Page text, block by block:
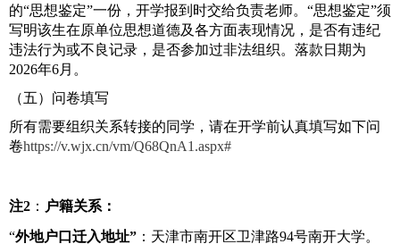
的“思想鉴定”一份，开学报到时交给负责老师。“思想鉴定”须
写明该生在原单位思想道德及各方面表现情况，是否有违纪
违法行为或不良记录，是否参加过非法组织。落款日期为
2026年6月。
（五）问卷填写
所有需要组织关系转接的同学，请在开学前认真填写如下问
卷https://v.wjx.cn/vm/Q68QnA1.aspx#
注2 ： 户籍关系：
“外地户口迁入地址” ：天津市南开区卫津路94号南开大学。